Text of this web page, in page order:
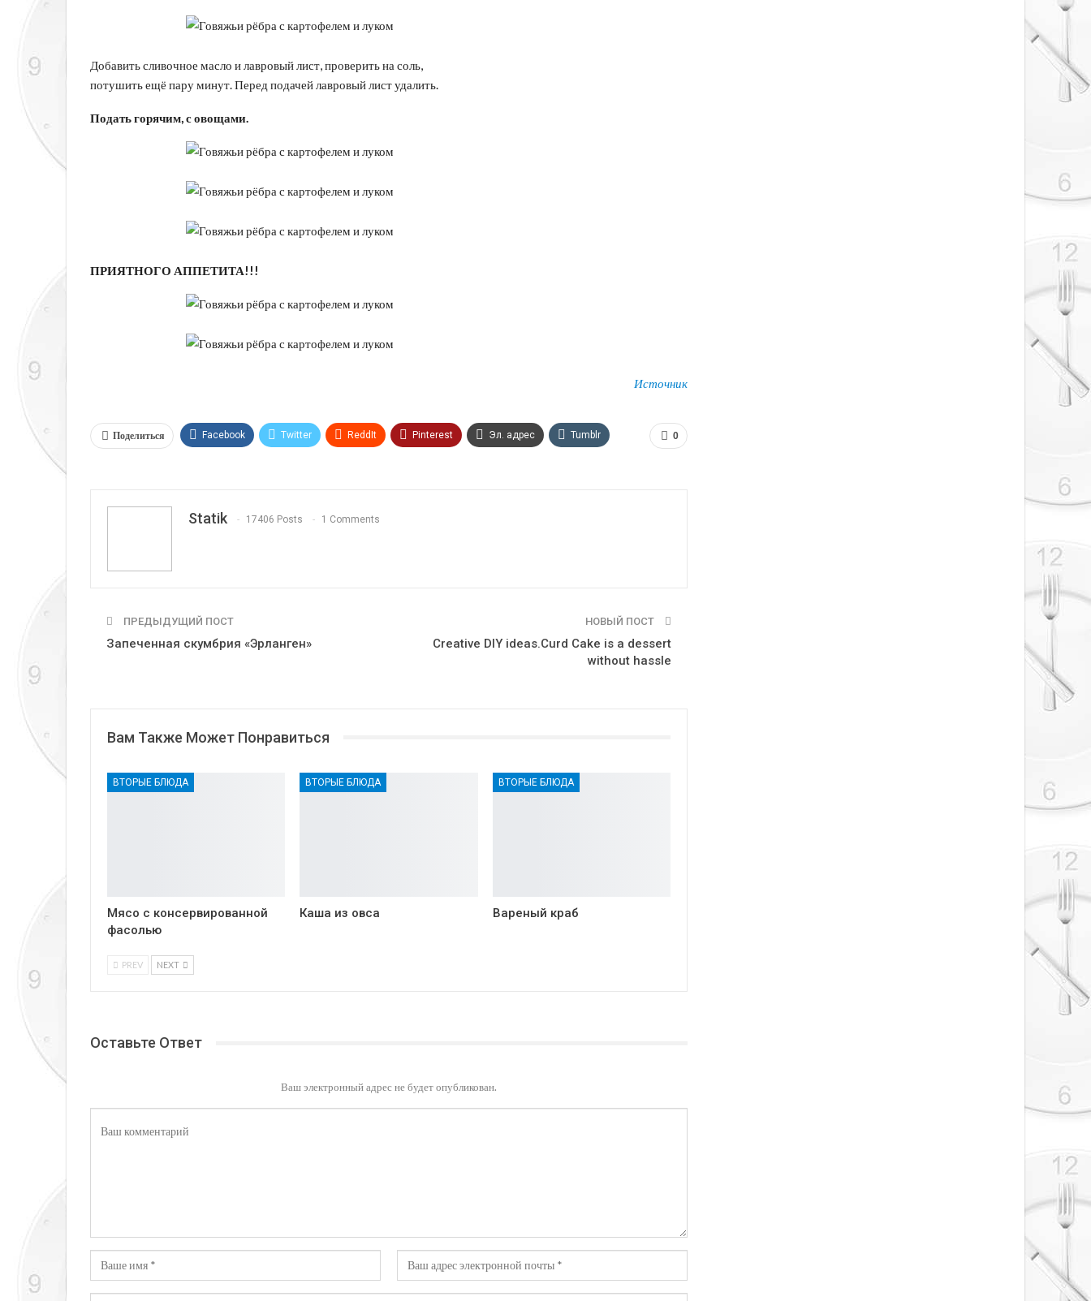
Добавить сливочное масло и лавровый лист, проверить на соль,
потушить ещё пару минут. Перед подачей лавровый лист удалить.
Подать горячим, с овощами.
ПРИЯТНОГО АППЕТИТА!!!
Источник
0
Поделиться Facebook Twitter ReddIt Pinterest Эл. адрес Tumblr
Statik 17406 Posts 1 Comments
ПРЕДЫДУЩИЙ ПОСТ
Запеченная скумбрия «Эрланген»
НОВЫЙ ПОСТ
Creative DIY ideas.Curd Cake is a dessert
without hassle
Вам Также Может Понравиться
ВТОРЫЕ БЛЮДА
Мясо с консервированной
фасолью
ВТОРЫЕ БЛЮДА
Каша из овса
ВТОРЫЕ БЛЮДА
Вареный краб
PREV NEXT
Оставьте Ответ
Ваш электронный адрес не будет опубликован.